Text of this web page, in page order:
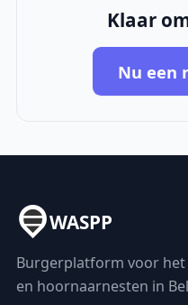
Klaar
Nu een
WASPP
Burgerplatform voor het
en hoornaarnesten in